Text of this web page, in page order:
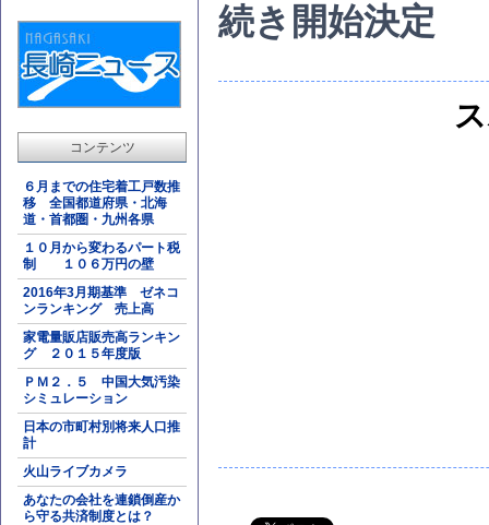
コンテンツ
６月までの住宅着工戸数推
移 全国都道府県・北海
道・首都圏・九州各県
１０月から変わるパート税
制 １０６万円の壁
2016年3月期基準 ゼネコ
ンランキング 売上高
家電量販店販売高ランキン
グ ２０１５年度版
ＰＭ２．５ 中国大気汚染
シミュレーション
日本の市町村別将来人口推
計
火山ライブカメラ
あなたの会社を連鎖倒産か
ら守る共済制度とは？
続き開始決定